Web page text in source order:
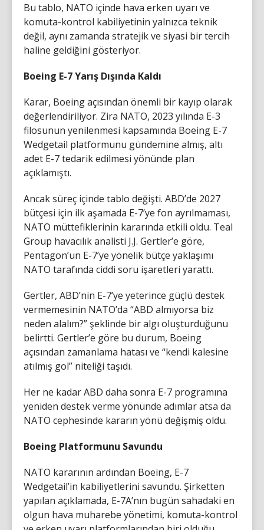
Bu tablo, NATO içinde hava erken uyarı ve
komuta-kontrol kabiliyetinin yalnızca teknik
değil, aynı zamanda stratejik ve siyasi bir tercih
haline geldiğini gösteriyor.
Boeing E-7 Yarış Dışında Kaldı
Karar, Boeing açısından önemli bir kayıp olarak
değerlendiriliyor. Zira NATO, 2023 yılında E-3
filosunun yenilenmesi kapsamında Boeing E-7
Wedgetail platformunu gündemine almış, altı
adet E-7 tedarik edilmesi yönünde plan
açıklamıştı.
Ancak süreç içinde tablo değişti. ABD’de 2027
bütçesi için ilk aşamada E-7’ye fon ayrılmaması,
NATO müttefiklerinin kararında etkili oldu. Teal
Group havacılık analisti J.J. Gertler’e göre,
Pentagon’un E-7’ye yönelik bütçe yaklaşımı
NATO tarafında ciddi soru işaretleri yarattı.
Gertler, ABD’nin E-7’ye yeterince güçlü destek
vermemesinin NATO’da “ABD almıyorsa biz
neden alalım?” şeklinde bir algı oluşturduğunu
belirtti. Gertler’e göre bu durum, Boeing
açısından zamanlama hatası ve “kendi kalesine
atılmış gol” niteliği taşıdı.
Her ne kadar ABD daha sonra E-7 programına
yeniden destek verme yönünde adımlar atsa da
NATO cephesinde kararın yönü değişmiş oldu.
Boeing Platformunu Savundu
NATO kararının ardından Boeing, E-7
Wedgetail’in kabiliyetlerini savundu. Şirketten
yapılan açıklamada, E-7A’nın bugün sahadaki en
olgun hava muharebe yönetimi, komuta-kontrol